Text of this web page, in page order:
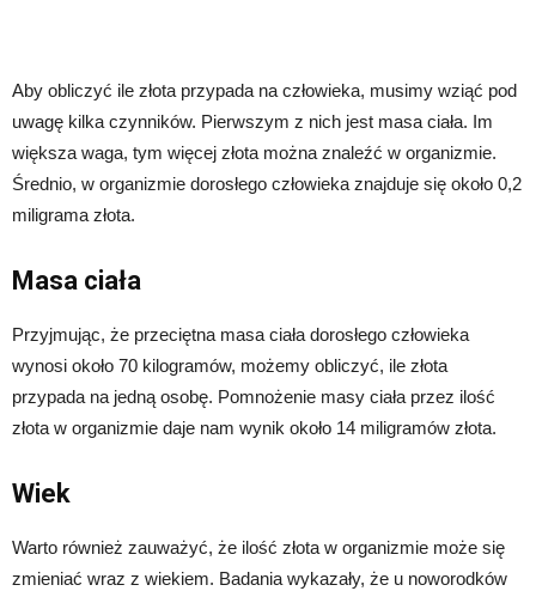
Aby obliczyć ile złota przypada na człowieka, musimy wziąć pod
uwagę kilka czynników. Pierwszym z nich jest masa ciała. Im
większa waga, tym więcej złota można znaleźć w organizmie.
Średnio, w organizmie dorosłego człowieka znajduje się około 0,2
miligrama złota.
Masa ciała
Przyjmując, że przeciętna masa ciała dorosłego człowieka
wynosi około 70 kilogramów, możemy obliczyć, ile złota
przypada na jedną osobę. Pomnożenie masy ciała przez ilość
złota w organizmie daje nam wynik około 14 miligramów złota.
Wiek
Warto również zauważyć, że ilość złota w organizmie może się
zmieniać wraz z wiekiem. Badania wykazały, że u noworodków